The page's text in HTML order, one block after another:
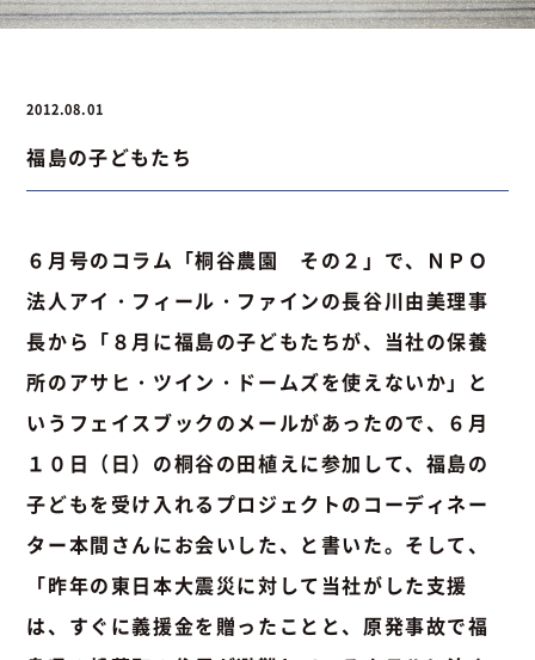
お問い合わせ
お問い合わせ 076-441-3201
2012.08.01
福島の子どもたち
６月号のコラム「桐谷農園 その２」で、ＮＰＯ
法人アイ・フィール・ファインの長谷川由美理事
長から「８月に福島の子どもたちが、当社の保養
所のアサヒ・ツイン・ドームズを使えないか」と
いうフェイスブックのメールがあったので、６月
１０日（日）の桐谷の田植えに参加して、福島の
子どもを受け入れるプロジェクトのコーディネー
ター本間さんにお会いした、と書いた。そして、
「昨年の東日本大震災に対して当社がした支援
は、すぐに義援金を贈ったことと、原発事故で福